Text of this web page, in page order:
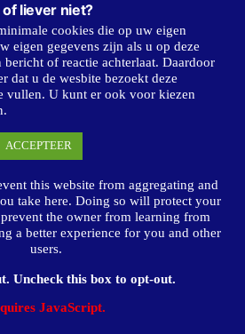
– 1947)
– 1898)
– 1889)
– 1849)
door WordPress.
liever niet?
cookies die op uw eigen
eigen gegevens zijn als u op deze
of reactie achterlaat. Daardoor
dat u de wesbite bezoekt deze
vullen. U kunt er ook voor kiezen
ACCEPTEER
this website from aggregating and
take here. Doing so will protect your
the owner from learning from
a better experience for you and other
users.
Uncheck this box to opt-out.
JavaScript.